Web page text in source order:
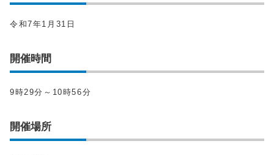
令和7年1月31日
開催時間
9時29分～10時56分
開催場所